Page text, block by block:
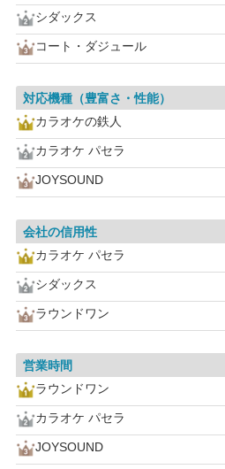
シダックス
コート・ダジュール
対応機種（豊富さ・性能）
カラオケの鉄人
カラオケ パセラ
JOYSOUND
会社の信用性
カラオケ パセラ
シダックス
ラウンドワン
営業時間
ラウンドワン
カラオケ パセラ
JOYSOUND